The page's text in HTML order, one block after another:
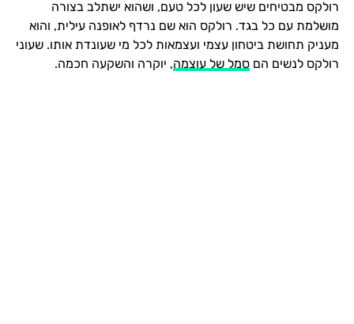
רולקס מבטיחים שיש שעון לכל טעם, ושהוא ישתלב בצורה
מושלמת עם כל בגד. רולקס הוא שם נרדף לאופנה עילית, והוא
מעניק תחושת ביטחון עצמי ועצמאות לכל מי שעונדת אותו. שעוני
רולקס לנשים הם סמל של עוצמה, יוקרה והשקעה חכמה.